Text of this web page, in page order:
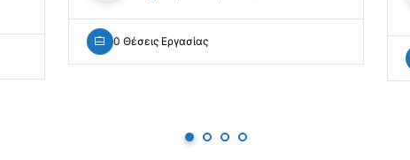
0 Θέσεις Εργασίας